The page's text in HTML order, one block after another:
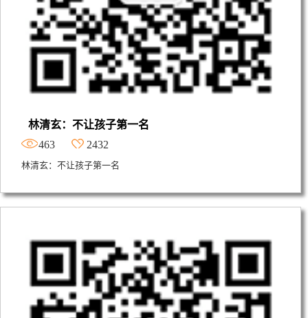
林清玄：不让孩子第一名
463
2432
林清玄：不让孩子第一名